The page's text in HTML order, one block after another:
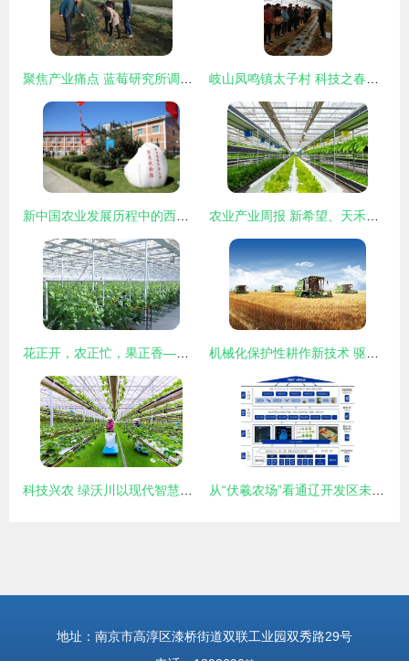
地址：南京市高淳区漆桥街道双联工业园双秀路29号